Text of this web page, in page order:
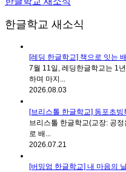
한글학교 새소식
[레딩 한글학교] 책으로 잇는
7월 11일, 레딩한글학교는 1
하며 마지...
2026.08.03
[브리스톨 한글학교] 동포초
브리스톨 한글학교(교장: 공
로 배...
2026.07.21
[버밍엄 한글학교] 내 마음의